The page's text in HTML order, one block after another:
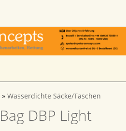
» Wasserdichte Säcke/Taschen
DBP Light